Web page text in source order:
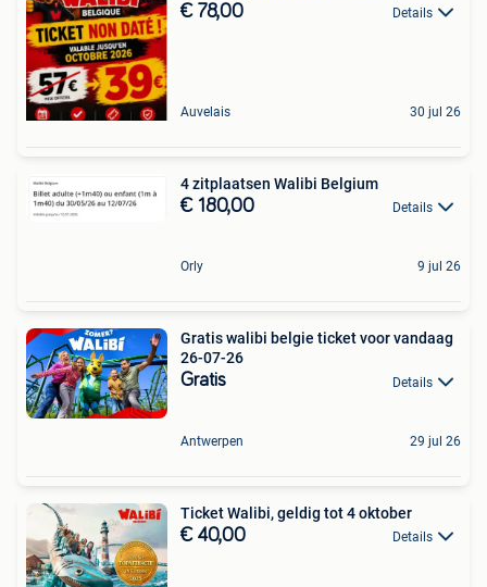
€ 78,00 Details
Auvelais 30 jul 26
4 zitplaatsen Walibi Belgium
€ 180,00 Details
Orly 9 jul 26
Gratis walibi belgie ticket voor vandaag
26-07-26
Gratis Details
Antwerpen 29 jul 26
Ticket Walibi, geldig tot 4 oktober
€ 40,00 Details